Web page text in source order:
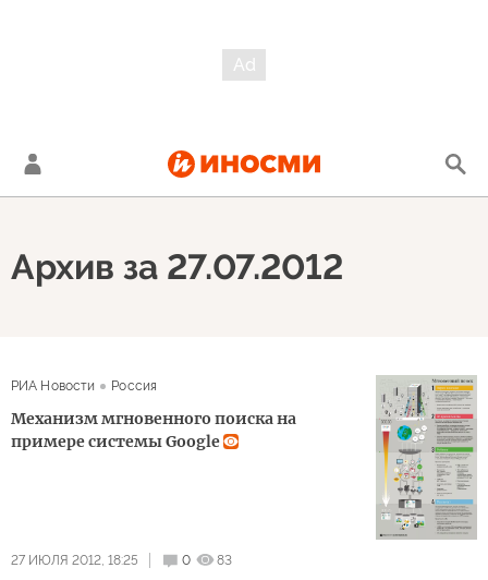
Архив за 27.07.2012
РИА Новости Россия
Механизм мгновенного поиска на
примере системы Google
27 ИЮЛЯ 2012, 18:25 0 83